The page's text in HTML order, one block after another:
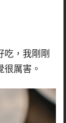
吃，我剛剛
厲害。